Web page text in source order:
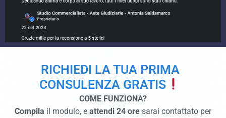
RICHIEDI LA TUA PRIMA
CONSULENZA GRATIS
COME FUNZIONA?
Compila il modulo, e attendi 24 ore sarai contattato per